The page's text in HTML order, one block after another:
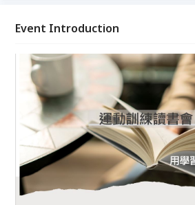
【運動訓練讀書會】為所有的運動愛
歡迎你與我們一同學習。 IG搜尋 ：【運動訓練讀書
會】
Event Introduction